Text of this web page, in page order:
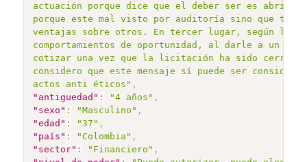
actuación porque dice que el deber ser es abrirla
porque este mal visto por auditoría sino que
ventajas sobre otros. En tercer lugar, según la
comportamientos de oportunidad, al darle a un
cotizar una vez que la licitación ha sido
considero que este mensaje sí puede ser
actos anti éticos" ,
"antiguedad" : "4 años" ,
"sexo" : "Masculino" ,
"edad" : "37" ,
"país" : "Colombia" ,
"sector" : "Financiero" ,